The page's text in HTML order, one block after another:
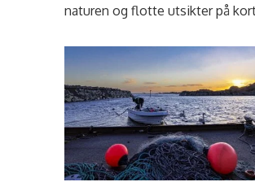
naturen og flotte utsikter på